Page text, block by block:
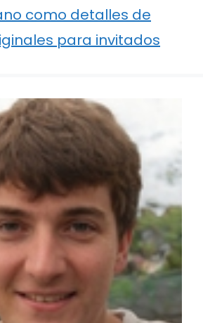
como detalles de
para invitados